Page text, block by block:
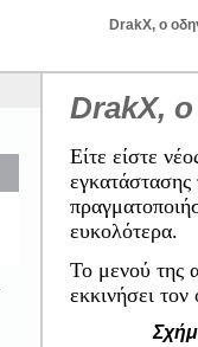
DrakX, ο
DrakX,
Είτε είστε
εγκατάστασης
ευκολότερα.
Το μενού της
εκκινήσει